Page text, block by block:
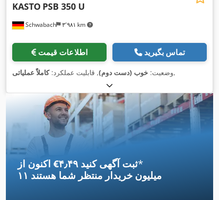
Schwabach ۳٬۹۸۱ km
KASTO PSB 350 U
اطلاعات قیمت تماس بگیرید
وضعیت: خوب (دست دوم), قابلیت عملکرد:کاملاً عملیاتی ,
اکنون از ‎€۴٫۴۹ ثبت آگهی کنید*
۱۱ میلیون خریدار منتظر شما هستند